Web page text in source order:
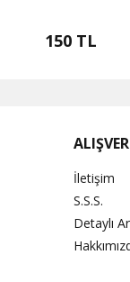
150 TL
İletişim
S.S.S.
Detaylı